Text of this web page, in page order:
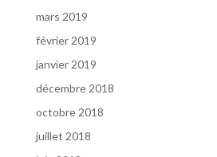
mars 2019
février 2019
janvier 2019
décembre 2018
octobre 2018
juillet 2018